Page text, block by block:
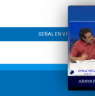
SEÑAL EN VIVO